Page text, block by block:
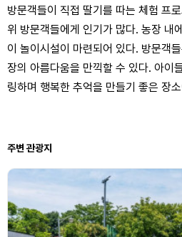
방문객들이 직접 딸기를 따는 체험 프
위 방문객들에게 인기가 많다. 농장 내
이 놀이시설이 마련되어 있다. 방문객
장의 아름다움을 만끽할 수 있다. 아이
링하며 행복한 추억을 만들기 좋은 장
주변 관광지